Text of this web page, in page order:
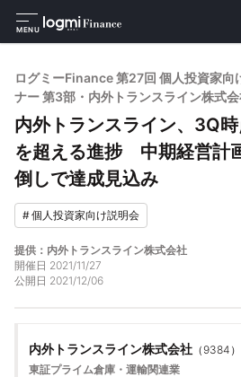
MENU
ログミーFinance 第27回 個人投資家向
ナー 第3部・内外トランスライン株式
内外トランスライン、3Q
を超える進捗 中期経営計
倒しで達成見込み
#個人投資家向け説明会
提供：内外トランスライン株式会社
開催日 2021/11/27
公開日 2021/12/06
内外トランスライン株式会社 （ 9384 ）
東証プライム倉庫・運輸関連業